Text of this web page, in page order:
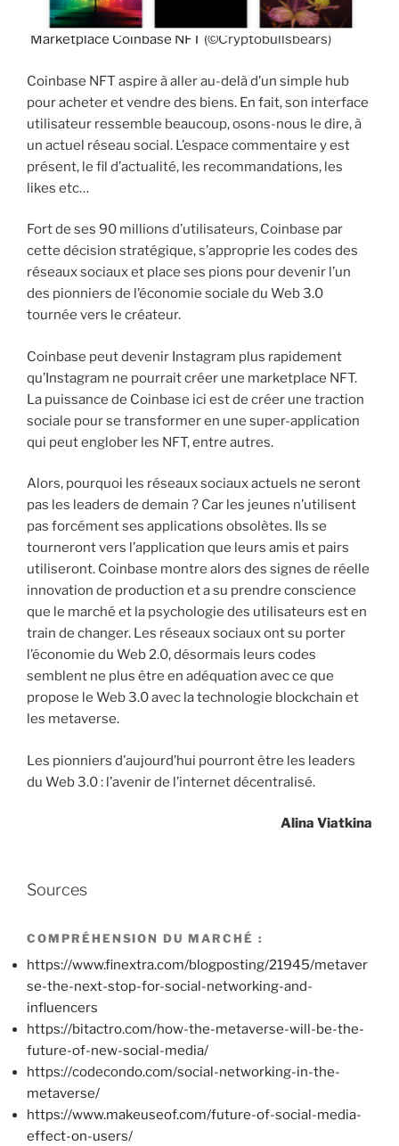
Marketplace Coinbase NFT (©Cryptobullsbears)
Coinbase NFT aspire à aller au-delà d’un simple hub
pour acheter et vendre des biens. En fait, son interface
utilisateur ressemble beaucoup, osons-nous le dire, à
un actuel réseau social. L’espace commentaire y est
présent, le fil d’actualité, les recommandations, les
likes etc…
Fort de ses 90 millions d’utilisateurs, Coinbase par
cette décision stratégique, s’approprie les codes des
réseaux sociaux et place ses pions pour devenir l’un
des pionniers de l’économie sociale du Web 3.0
tournée vers le créateur.
Coinbase peut devenir Instagram plus rapidement
qu’Instagram ne pourrait créer une marketplace NFT.
La puissance de Coinbase ici est de créer une traction
sociale pour se transformer en une super-application
qui peut englober les NFT, entre autres.
Alors, pourquoi les réseaux sociaux actuels ne seront
pas les leaders de demain ? Car les jeunes n’utilisent
pas forcément ses applications obsolètes. Ils se
tourneront vers l’application que leurs amis et pairs
utiliseront. Coinbase montre alors des signes de réelle
innovation de production et a su prendre conscience
que le marché et la psychologie des utilisateurs est en
train de changer. Les réseaux sociaux ont su porter
l’économie du Web 2.0, désormais leurs codes
semblent ne plus être en adéquation avec ce que
propose le Web 3.0 avec la technologie blockchain et
les metaverse.
Les pionniers d’aujourd’hui pourront être les leaders
du Web 3.0 : l’avenir de l’internet décentralisé.
Alina Viatkina
Sources
COMPRÉHENSION DU MARCHÉ :
https://www.finextra.com/blogposting/21945/metaver
se-the-next-stop-for-social-networking-and-
influencers
https://bitactro.com/how-the-metaverse-will-be-the-
future-of-new-social-media/
https://codecondo.com/social-networking-in-the-
metaverse/
https://www.makeuseof.com/future-of-social-media-
effect-on-users/